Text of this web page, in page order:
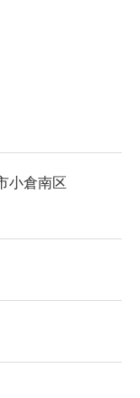
小倉南区